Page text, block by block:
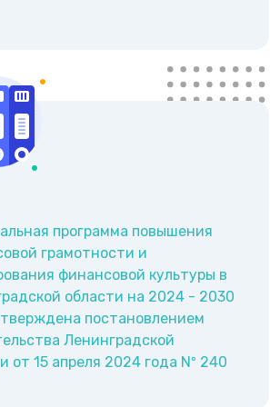
программа повышения
грамотности и
финансовой культуры в
области на 2024 - 2030
постановлением
Ленинградской
от 15 апреля 2024 года Nº 240